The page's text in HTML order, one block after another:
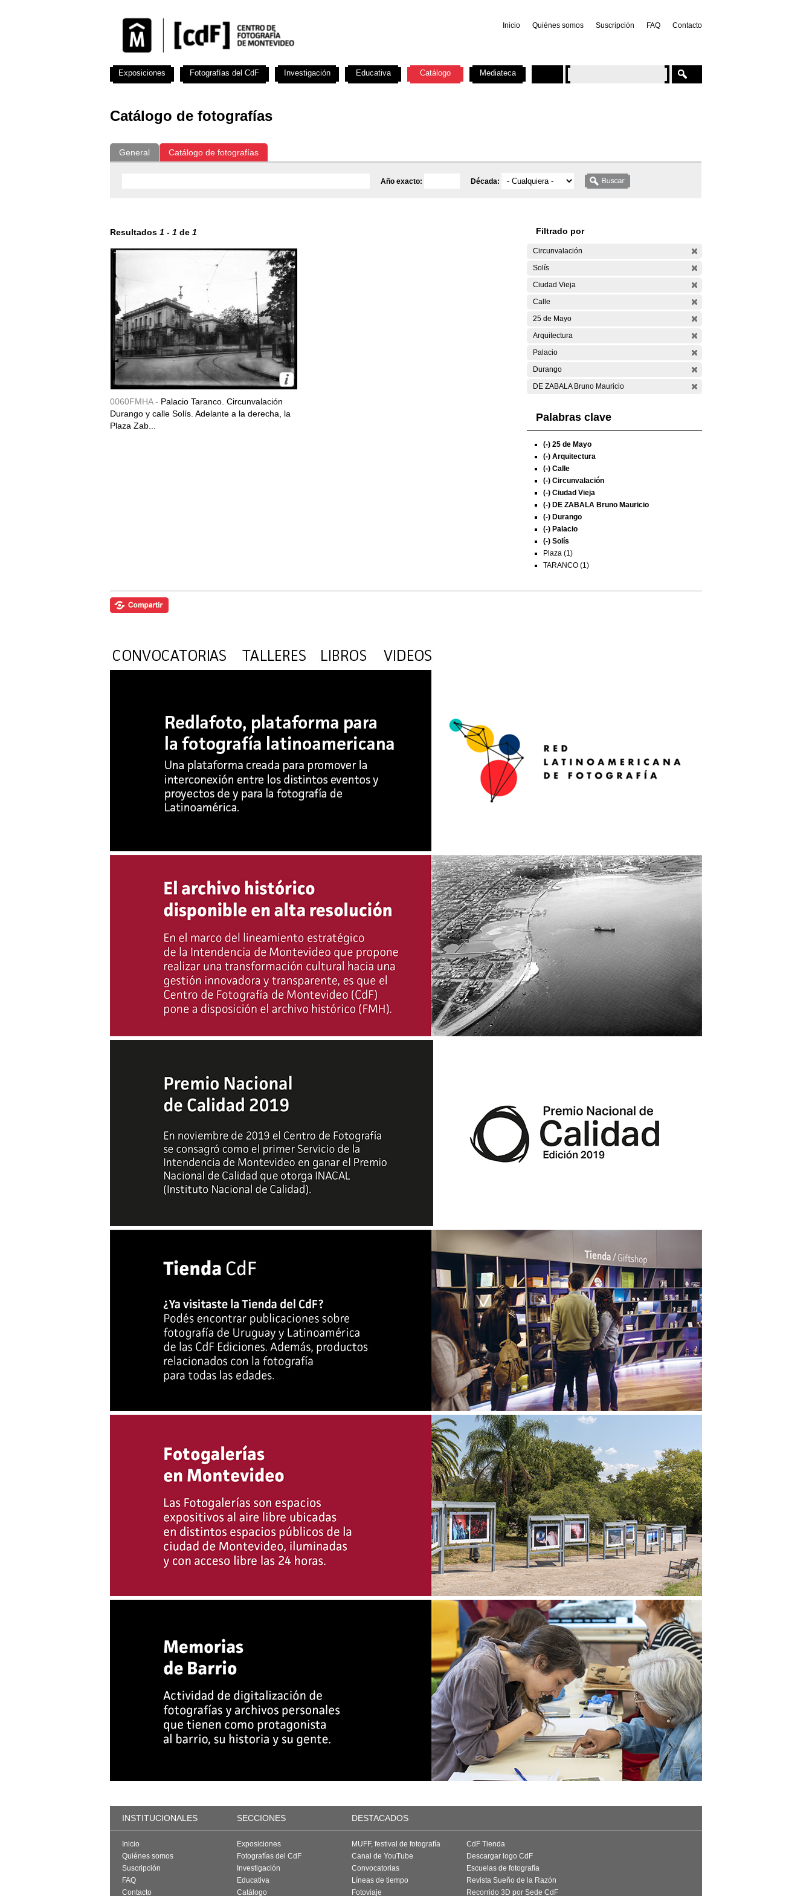
Inicio Quiénes somos Suscripción FAQ Contacto
Catálogo de fotografías
General Catálogo de fotografías
Año exacto: Década:
Resultados 1 - 1 de 1
0060FMHA - Palacio Taranco. Circunvalación
Durango y calle Solís. Adelante a la derecha, la
Plaza Zab...
Filtrado por
Circunvalación
Solís
Ciudad Vieja
Calle
25 de Mayo
Arquitectura
Palacio
Durango
DE ZABALA Bruno Mauricio
Palabras clave
(-) 25 de Mayo
(-) Arquitectura
(-) Calle
(-) Circunvalación
(-) Ciudad Vieja
(-) DE ZABALA Bruno Mauricio
(-) Durango
(-) Palacio
(-) Solís
Plaza (1)
TARANCO (1)
Exposiciones Fotografías del CdF Investigación Educativa Catálogo Mediateca
INSTITUCIONALES SECCIONES DESTACADOS
Inicio
Quiénes somos
Suscripción
FAQ
Contacto
Exposiciones
Fotografías del CdF
Investigación
Educativa
Catálogo
MUFF, festival de fotografía
Canal de YouTube
Convocatorias
Líneas de tiempo
Fotoviaje
CdF Tienda
Descargar logo CdF
Escuelas de fotografía
Revista Sueño de la Razón
Recorrido 3D por Sede CdF